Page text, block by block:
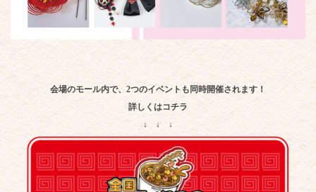
会場のモール内で、2つのイベントも同時開催されます！
詳しくはコチラ
↓ ↓ ↓